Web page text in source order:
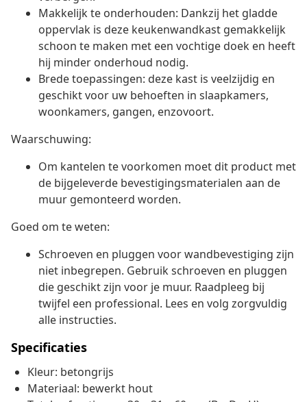
Makkelijk te onderhouden: Dankzij het gladde
oppervlak is deze keukenwandkast gemakkelijk
schoon te maken met een vochtige doek en heeft
hij minder onderhoud nodig.
Brede toepassingen: deze kast is veelzijdig en
geschikt voor uw behoeften in slaapkamers,
woonkamers, gangen, enzovoort.
Waarschuwing:
Om kantelen te voorkomen moet dit product met
de bijgeleverde bevestigingsmaterialen aan de
muur gemonteerd worden.
Goed om te weten:
Schroeven en pluggen voor wandbevestiging zijn
niet inbegrepen. Gebruik schroeven en pluggen
die geschikt zijn voor je muur. Raadpleeg bij
twijfel een professional. Lees en volg zorgvuldig
alle instructies.
Specificaties
Kleur: betongrijs
Materiaal: bewerkt hout